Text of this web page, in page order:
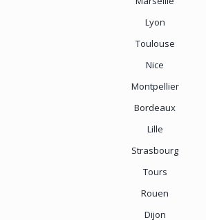
Lyon
Toulouse
Nice
Montpellier
Bordeaux
Lille
Strasbourg
Tours
Rouen
Dijon